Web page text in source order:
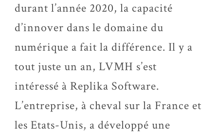
durant l’année 2020, la capacité
d’innover dans le domaine du
numérique a fait la différence. Il y a
tout juste un an, LVMH s’est
intéressé à Replika Software.
L’entreprise, à cheval sur la France et
les Etats-Unis, a développé une